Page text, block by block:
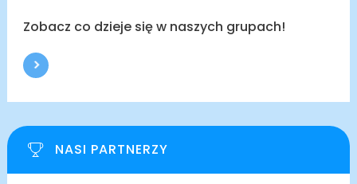
Zobacz co dzieje się w naszych grupach!
NASI PARTNERZY